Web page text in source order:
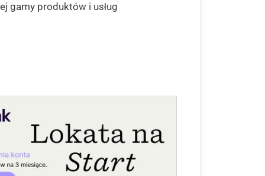
gamy produktów i usług